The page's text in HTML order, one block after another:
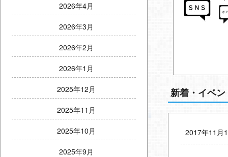
2026年4月
2026年3月
2026年2月
2026年1月
2025年12月
2025年11月
2025年10月
2025年9月
新着・イベ
2017年11月